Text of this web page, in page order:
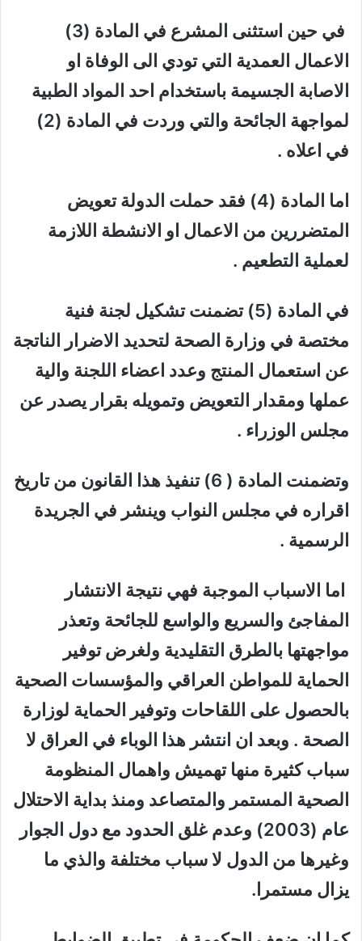
في حين استثنى المشرع في المادة (3)
الاعمال العمدية التي تودي الى الوفاة او
الاصابة الجسيمة باستخدام احد المواد الطبية
لمواجهة الجائحة والتي وردت في المادة (2)
في اعلاه .
اما المادة (4) فقد حملت الدولة تعويض
المتضررين من الاعمال او الانشطة اللازمة
لعملية التطعيم .
في المادة (5) تضمنت تشكيل لجنة فنية
مختصة في وزارة الصحة لتحديد الاضرار الناتجة
عن استعمال المنتج وعدد اعضاء اللجنة والية
عملها ومقدار التعويض وتمويله بقرار يصدر عن
مجلس الوزراء .
وتضمنت المادة ( 6) تنفيذ هذا القانون من تاريخ
اقراره في مجلس النواب وينشر في الجريدة
الرسمية .
اما الاسباب الموجبة فهي نتيجة الانتشار
المفاجئ والسريع والواسع للجائحة وتعذر
مواجهتها بالطرق التقليدية ولغرض توفير
الحماية للمواطن العراقي والمؤسسات الصحية
بالحصول على اللقاحات وتوفير الحماية لوزارة
الصحة . وبعد ان انتشر هذا الوباء في العراق لا
سباب كثيرة منها تهميش واهمال المنظومة
الصحية المستمر والمتصاعد ومنذ بداية الاحتلال
عام (2003) وعدم غلق الحدود مع دول الجوار
وغيرها من الدول لا سباب مختلفة والذي ما
يزال مستمرا.